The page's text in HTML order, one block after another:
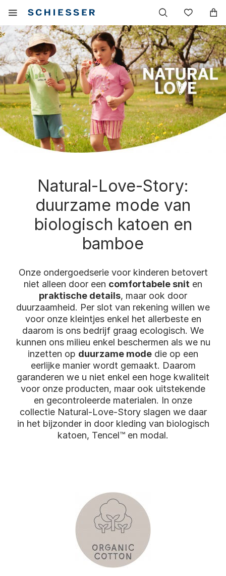
menu
tonen
Natural-Love-Story:
duurzame mode van
biologisch katoen en
bamboe
Onze ondergoedserie voor kinderen betovert
niet alleen door een comfortabele snit en
praktische details, maar ook door
duurzaamheid. Per slot van rekening willen we
voor onze kleintjes enkel het allerbeste en
daarom is ons bedrijf graag ecologisch. We
kunnen ons milieu enkel beschermen als we nu
inzetten op duurzame mode die op een
eerlijke manier wordt gemaakt. Daarom
garanderen we u niet enkel een hoge kwaliteit
voor onze producten, maar ook uitstekende
en gecontroleerde materialen. In onze
collectie Natural-Love-Story slagen we daar
in het bijzonder in door kleding van biologisch
katoen, Tencel™ en modal.